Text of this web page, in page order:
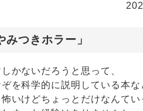
つきホラー」
かないだろうと思って、
を科学的に説明している本な
いけどちょっとだけなんてい